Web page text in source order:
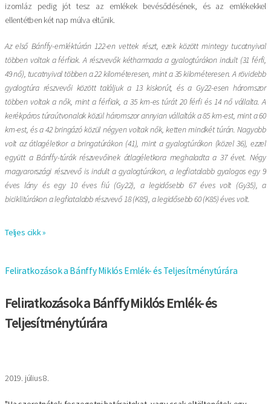
izomláz pedig jót tesz az emlékek bevésődésének, és az emlékekkel
ellentétben két nap múlva eltűnik.
Az első Bánffy-emléktúrán 122-en vettek részt, ezek között mintegy tucatnyival
többen voltak a férfiak. A részvevők kétharmada a gyalogtúrákon indult (31 férfi,
49 nő), tucatnyival többen a 22 kilométeresen, mint a 35 kilométeresen. A rövidebb
gyalogtúra részvevői között találjuk a 13 kiskorút, és a Gy22-esen háromszor
többen voltak a nők, mint a férfiak, a 35 km-es túrát 20 férfi és 14 nő vállalta. A
kerékpáros túraútvonalak közül háromszor annyian vállalták a 85 km-est, mint a 60
km-est, és a 42 bringázó közül négyen voltak nők, ketten mindkét túrán. Nagyobb
volt az átlagéletkor a bringatúrákon (41), mint a gyalogtúrákon (közel 36), ezzel
együtt a Bánffy-túrák részvevőinek átlagéletkora meghaladta a 37 évet. Négy
magyarországi részvevő is indult a gyalogtúrákon, a legfiatalabb gyalogos egy 9
éves lány és egy 10 éves fiú (Gy22), a legidősebb 67 éves volt (Gy35), a
biciklitúrákon a legfiatalabb részvevő 18 (K85), a legidősebb 60 (K85) éves volt.
Teljes cikk »
Feliratkozások a Bánffy Miklós Emlék- és Teljesítménytúrára
Feliratkozások a Bánffy Miklós Emlék- és
Teljesítménytúrára
2019. július 8.